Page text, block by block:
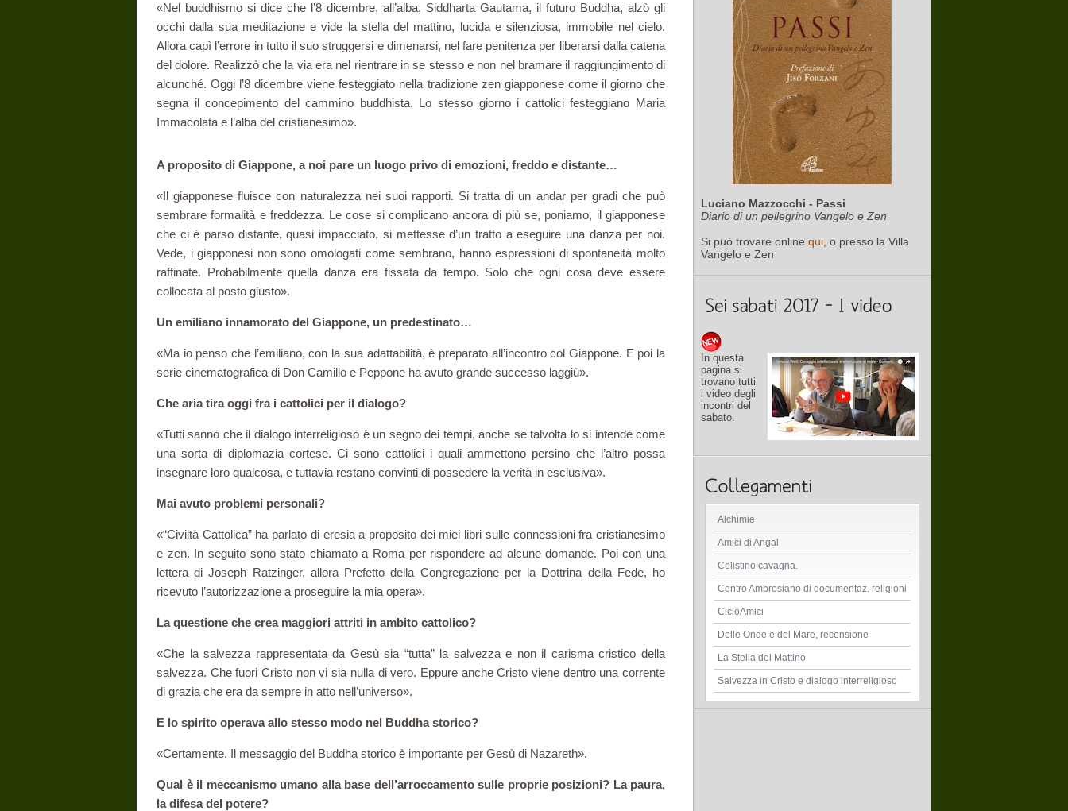
«Nel buddhismo si dice che l’8 dicembre, all’alba, Siddharta Gautama, il futuro Buddha, alzò gli
occhi dalla sua meditazione e vide la stella del mattino, lucida e silenziosa, immobile nel cielo.
Allora capì l’errore in tutto il suo struggersi e dimenarsi, nel fare penitenza per liberarsi dalla catena
del dolore. Realizzò che la via era nel rientrare in se stesso e non nel bramare il raggiungimento di
alcunché. Oggi l’8 dicembre viene festeggiato nella tradizione zen giapponese come il giorno che
segna il concepimento del cammino buddhista. Lo stesso giorno i cattolici festeggiano Maria
Immacolata e l’alba del cristianesimo».
A proposito di Giappone, a noi pare un luogo privo di emozioni, freddo e distante…
«Il giapponese fluisce con naturalezza nei suoi rapporti. Si tratta di un andar per gradi che può
sembrare formalità e freddezza. Le cose si complicano ancora di più se, poniamo, il giapponese
che ci è parso distante, quasi impacciato, si mettesse d’un tratto a eseguire una danza per noi.
Vede, i giapponesi non sono omologati come sembrano, hanno espressioni di spontaneità molto
raffinate. Probabilmente quella danza era fissata da tempo. Solo che ogni cosa deve essere
collocata al posto giusto».
Un emiliano innamorato del Giappone, un predestinato…
«Ma io penso che l’emiliano, con la sua adattabilità, è preparato all’incontro col Giappone. E poi la
serie cinematografica di Don Camillo e Peppone ha avuto grande successo laggiù».
Che aria tira oggi fra i cattolici per il dialogo?
«Tutti sanno che il dialogo interreligioso è un segno dei tempi, anche se talvolta lo si intende come
una sorta di diplomazia cortese. Ci sono cattolici i quali ammettono persino che l’altro possa
insegnare loro qualcosa, e tuttavia restano convinti di possedere la verità in esclusiva».
Mai avuto problemi personali?
«“Civiltà Cattolica” ha parlato di eresia a proposito dei miei libri sulle connessioni fra cristianesimo
e zen. In seguito sono stato chiamato a Roma per rispondere ad alcune domande. Poi con una
lettera di Joseph Ratzinger, allora Prefetto della Congregazione per la Dottrina della Fede, ho
ricevuto l’autorizzazione a proseguire la mia opera».
La questione che crea maggiori attriti in ambito cattolico?
«Che la salvezza rappresentata da Gesù sia “tutta” la salvezza e non il carisma cristico della
salvezza. Che fuori Cristo non vi sia nulla di vero. Eppure anche Cristo viene dentro una corrente
di grazia che era da sempre in atto nell’universo».
E lo spirito operava allo stesso modo nel Buddha storico?
«Certamente. Il messaggio del Buddha storico è importante per Gesù di Nazareth».
Qual è il meccanismo umano alla base dell’arroccamento sulle proprie posizioni? La paura,
la difesa del potere?
Luciano Mazzocchi - Passi
Diario di un pellegrino Vangelo e Zen
Si può trovare online qui , o presso la Villa
Vangelo e Zen
In questa
pagina si
trovano tutti
i video degli
incontri del
sabato.
Alchimie
Amici di Angal
Celistino cavagna.
Centro Ambrosiano di documentaz. religioni
CicloAmici
Delle Onde e del Mare, recensione
La Stella del Mattino
Salvezza in Cristo e dialogo interreligioso